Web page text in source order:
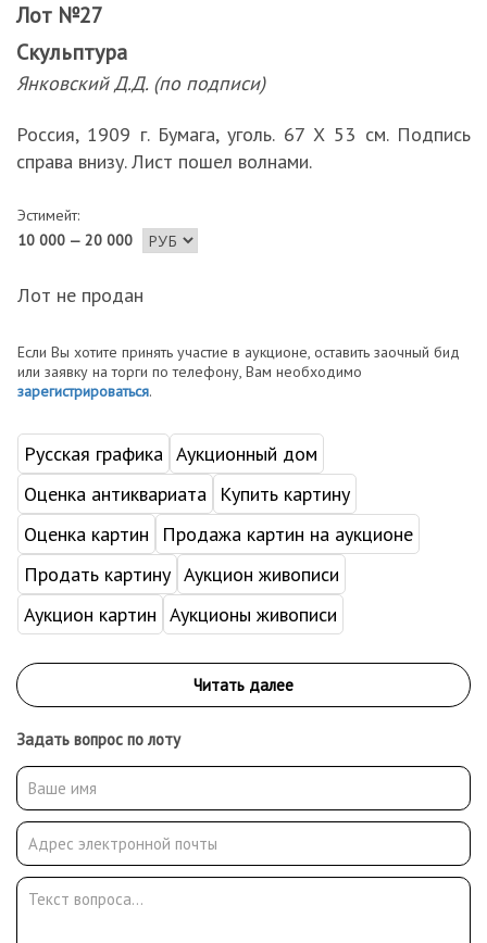
Лот №27
Скульптура
Янковский Д.Д. (по подписи)
Россия, 1909 г. Бумага, уголь. 67 Х 53 см. Подпись
справа внизу. Лист пошел волнами.
Эстимейт:
10 000 — 20 000
Лот не продан
Если Вы хотите принять участие в аукционе, оставить заочный бид
или заявку на торги по телефону, Вам необходимо
зарегистрироваться.
Русская графика Аукционный дом
Оценка антиквариата
Купить картину
Оценка картин
Продажа картин на аукционе
Продать картину Аукцион живописи
Аукцион картин Аукционы живописи
Задать вопрос по лоту